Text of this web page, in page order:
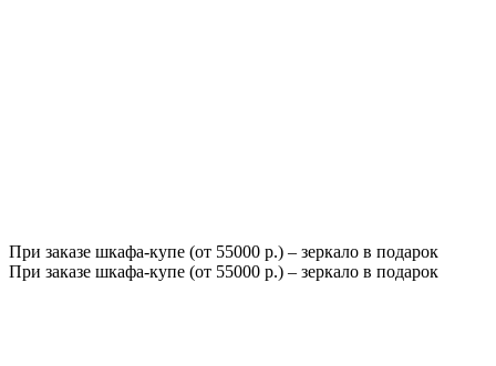
При заказе шкафа-купе (от 55000 р.) – зеркало в подарок
При заказе шкафа-купе (от 55000 р.) – зеркало в подарок